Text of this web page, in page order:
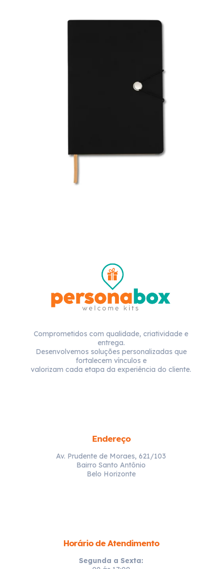
Comprometidos com qualidade, criatividade e
entrega.
Desenvolvemos soluções personalizadas que
fortalecem vínculos e
valorizam cada etapa da experiência do cliente.
Endereço
Av. Prudente de Moraes, 621/103
Bairro Santo Antônio
Belo Horizonte
Horário de Atendimento
Segunda a Sexta: